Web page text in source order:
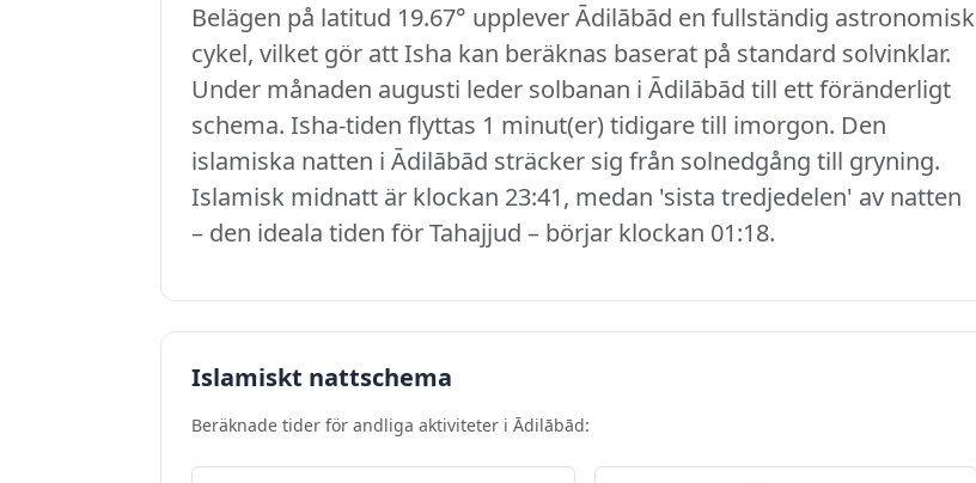
Belägen på latitud 19.67° upplever Ādilābād en fullständig astronomisk
cykel, vilket gör att Isha kan beräknas baserat på standard solvinklar.
Under månaden augusti leder solbanan i Ādilābād till ett föränderligt
schema. Isha-tiden flyttas 1 minut(er) tidigare till imorgon. Den
islamiska natten i Ādilābād sträcker sig från solnedgång till gryning.
Islamisk midnatt är klockan 23:41, medan 'sista tredjedelen' av natten
– den ideala tiden för Tahajjud – börjar klockan 01:18.
Islamiskt nattschema
Beräknade tider för andliga aktiviteter i Ādilābād: